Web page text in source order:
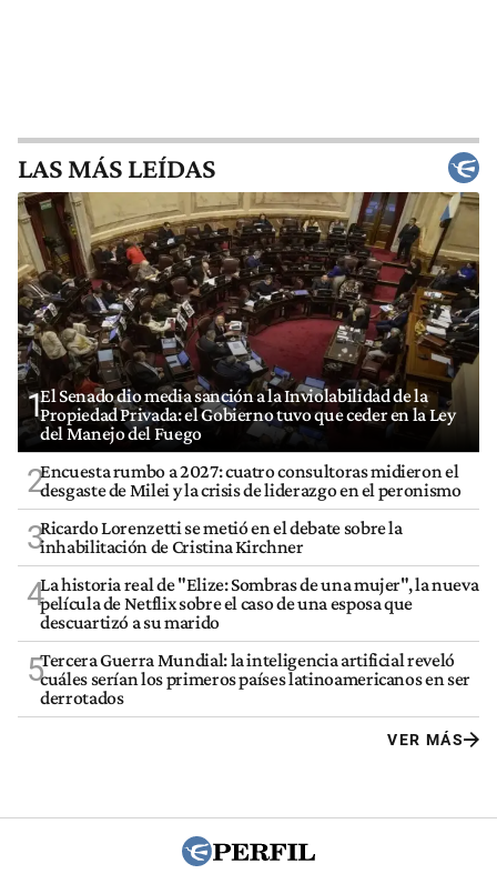
LAS MÁS LEÍDAS
1El Senado dio media sanción a la Inviolabilidad de la
Propiedad Privada: el Gobierno tuvo que ceder en la Ley
del Manejo del Fuego
2Encuesta rumbo a 2027: cuatro consultoras midieron el
desgaste de Milei y la crisis de liderazgo en el peronismo
3Ricardo Lorenzetti se metió en el debate sobre la
inhabilitación de Cristina Kirchner
4La historia real de "Elize: Sombras de una mujer", la nueva
película de Netflix sobre el caso de una esposa que
descuartizó a su marido
5Tercera Guerra Mundial: la inteligencia artificial reveló
cuáles serían los primeros países latinoamericanos en ser
derrotados
VER MÁS